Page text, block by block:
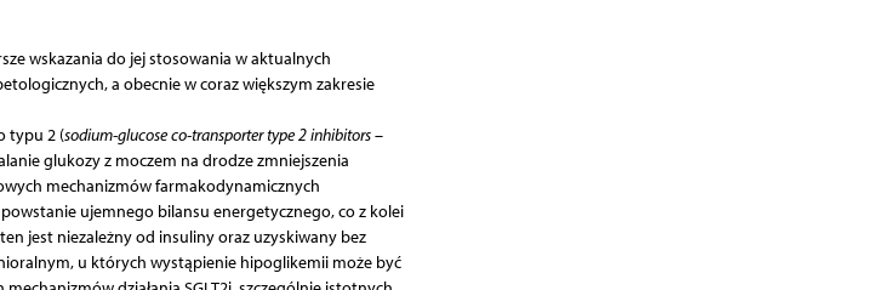
wskazania do jej stosowania w aktualnych
a obecnie w coraz większym zakresie
typu 2 (sodium-glucose co-transporter type 2 inhibitors–
glukozy z moczem na drodze zmniejszenia
mechanizmów farmakodynamicznych
ujemnego bilansu energetycznego, co z kolei
jest niezależny od insuliny oraz uzyskiwany bez
u których wystąpienie hipoglikemii może być